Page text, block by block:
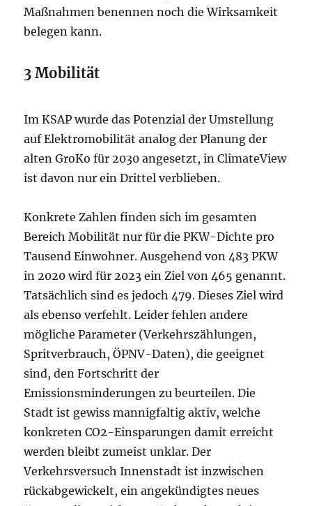
Maßnahmen benennen noch die Wirksamkeit
belegen kann.
3 Mobilität
Im KSAP wurde das Potenzial der Umstellung
auf Elektromobilität analog der Planung der
alten GroKo für 2030 angesetzt, in ClimateView
ist davon nur ein Drittel verblieben.
Konkrete Zahlen finden sich im gesamten
Bereich Mobilität nur für die PKW-Dichte pro
Tausend Einwohner. Ausgehend von 483 PKW
in 2020 wird für 2023 ein Ziel von 465 genannt.
Tatsächlich sind es jedoch 479. Dieses Ziel wird
als ebenso verfehlt. Leider fehlen andere
mögliche Parameter (Verkehrszählungen,
Spritverbrauch, ÖPNV-Daten), die geeignet
sind, den Fortschritt der
Emissionsminderungen zu beurteilen. Die
Stadt ist gewiss mannigfaltig aktiv, welche
konkreten CO2-Einsparungen damit erreicht
werden bleibt zumeist unklar. Der
Verkehrsversuch Innenstadt ist inzwischen
rückabgewickelt, ein angekündigtes neues